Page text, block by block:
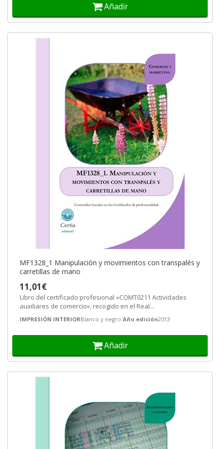
Añadir
MF1328_1 Manipulación y movimientos con transpalés y
carretillas de mano
11,01€
Libro del certificado profesional «COMT0211 Actividades
auxiliares de comercio», recogido en el Real...
IMPRESIÓN INTERIORBlanco y negro Año edición2013
Añadir